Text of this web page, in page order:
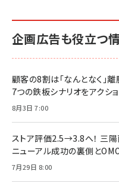
企画広告も役立つ情
顧客の8割は「なんとなく」
7つの鉄板シナリオをアクシ
8月3日 7:00
ストア評価2.5→3.8へ！ 三陽
ニューアル成功の裏側と
7月29日 8:00